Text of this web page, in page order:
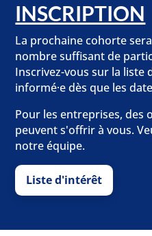
INSCRIPTION
La prochaine cohorte
nombre suffisant de
Inscrivez-vous sur la liste
informé·e dès que les
Pour les entreprises, des
peuvent s'offrir à vous.
notre équipe.
Liste d'intérêt